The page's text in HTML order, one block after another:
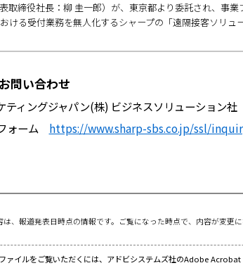
取締役社長：柳 圭一郎）が、東京都より委託され、事業
ける受付業務を無人化するシャープの「遠隔接客ソリュ
問い合わせ
ティングジャパン(株) ビジネスソリューション社
ォーム https://www.sharp-sbs.co.jp/ssl/
、報道発表日時点の情報です。ご覧になった時点で、内容が変更
ァイルをご覧いただくには、アドビシステムズ社のAdobe Acrobat